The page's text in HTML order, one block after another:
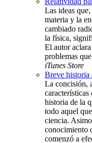
Las ideas
materia y la
cambiado
la física,
El autor
problemas
iTunes Store
Breve historia
La concisión,
historia de la
todo aquel
ciencia.
conocimiento
comenzó a